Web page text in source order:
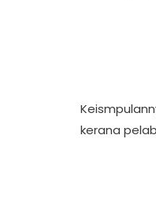
kerana